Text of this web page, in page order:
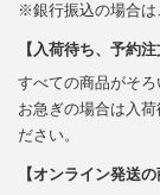
※銀行振込の場合は
【入荷待ち、予約
すべての商品がそろ
お急ぎの場合は入
ださい。
【オンライン発送の